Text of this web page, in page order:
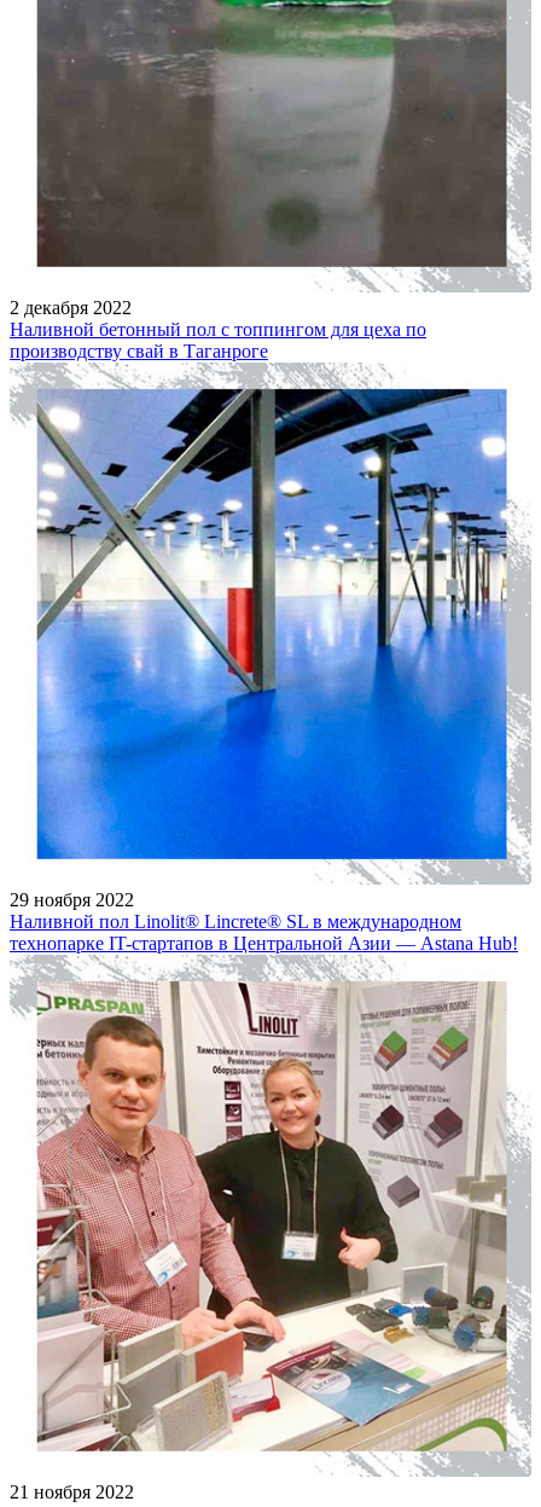
2 декабря 2022
Наливной бетонный пол с топпингом для цеха по
производству свай в Таганроге
29 ноября 2022
Наливной пол Linolit® Lincrete® SL в международном
технопарке IT-стартапов в Центральной Азии — Astana Hub!
21 ноября 2022